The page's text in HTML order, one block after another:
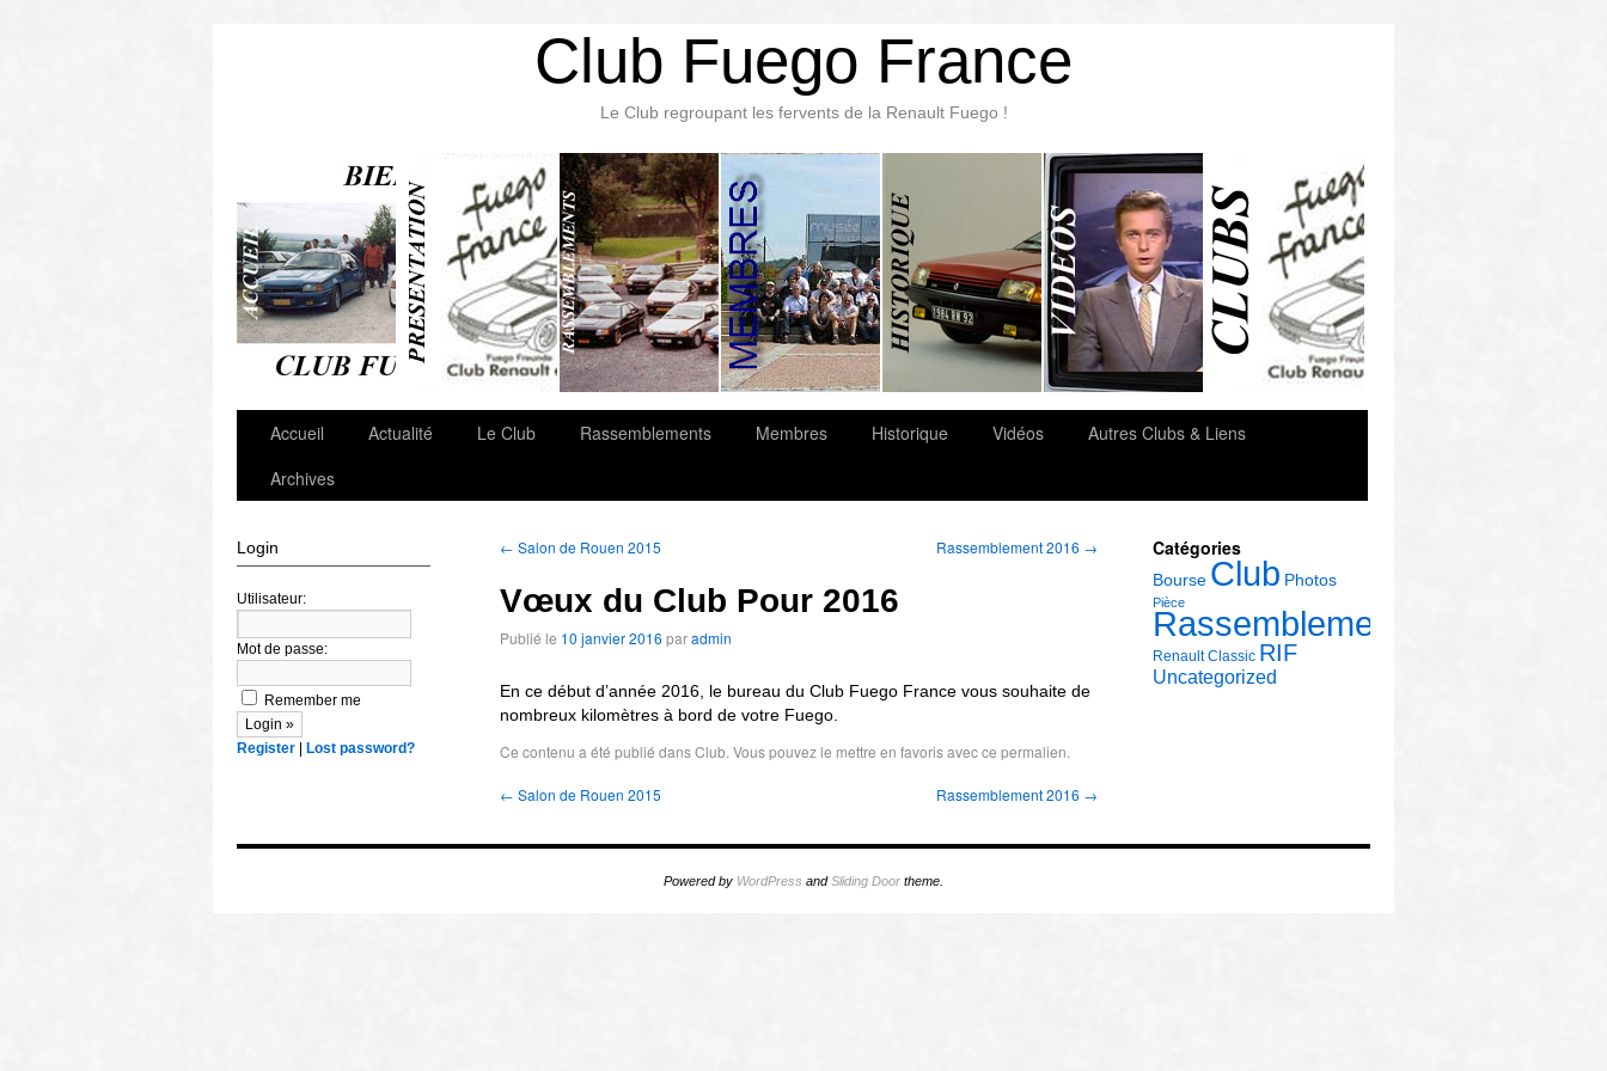
Club Fuego France
Le Club regroupant les fervents de la Renault Fuego !
Accueil Actualité Le Club Rassemblements Membres Historique Vidéos
Autres Clubs & Liens
Archives
Login
Utilisateur:
Mot de passe:
Remember me
Register Lost password?
Catégories
Bourse Club Photos
Pièce
Rassemblement
Renault Classic RIF
Uncategorized
← Salon de Rouen 2015 Rassemblement 2016 →
Vœux du Club Pour 2016
Publié le 10 janvier 2016 paradmin
En ce début d’année 2016, le bureau du Club Fuego France vous souhaite de
nombreux kilomètres à bord de votre Fuego.
Ce contenu a été publié dansClub. Vous pouvez le mettre en favoris avecce permalien.
← Salon de Rouen 2015 Rassemblement 2016 →
Powered by WordPress andSliding Door theme.